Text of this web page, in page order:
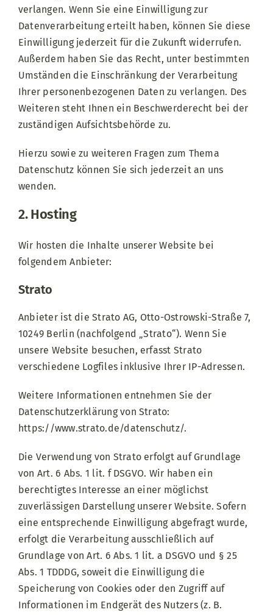
verlangen. Wenn Sie eine Einwilligung zur
Datenverarbeitung erteilt haben, können Sie diese
Einwilligung jederzeit für die Zukunft widerrufen.
Außerdem haben Sie das Recht, unter bestimmten
Umständen die Einschränkung der Verarbeitung
Ihrer personenbezogenen Daten zu verlangen. Des
Weiteren steht Ihnen ein Beschwerderecht bei der
zuständigen Aufsichtsbehörde zu.
Hierzu sowie zu weiteren Fragen zum Thema
Datenschutz können Sie sich jederzeit an uns
wenden.
2. Hosting
Wir hosten die Inhalte unserer Website bei
folgendem Anbieter:
Strato
Anbieter ist die Strato AG, Otto-Ostrowski-Straße 7,
10249 Berlin (nachfolgend „Strato“). Wenn Sie
unsere Website besuchen, erfasst Strato
verschiedene Logfiles inklusive Ihrer IP-Adressen.
Weitere Informationen entnehmen Sie der
Datenschutzerklärung von Strato:
https://www.strato.de/datenschutz/.
Die Verwendung von Strato erfolgt auf Grundlage
von Art. 6 Abs. 1 lit. f DSGVO. Wir haben ein
berechtigtes Interesse an einer möglichst
zuverlässigen Darstellung unserer Website. Sofern
eine entsprechende Einwilligung abgefragt wurde,
erfolgt die Verarbeitung ausschließlich auf
Grundlage von Art. 6 Abs. 1 lit. a DSGVO und § 25
Abs. 1 TDDDG, soweit die Einwilligung die
Speicherung von Cookies oder den Zugriff auf
Informationen im Endgerät des Nutzers (z. B.